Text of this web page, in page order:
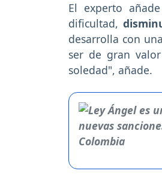
El experto
dificultad,
desarrolla con
ser de gran
soledad", añade.